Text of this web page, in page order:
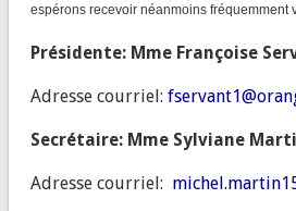
espérons recevoir néanmoins fréquemment
Présidente: Mme Françoise
Adresse courriel:
Secrétaire: Mme Sylviane
Adresse courriel: